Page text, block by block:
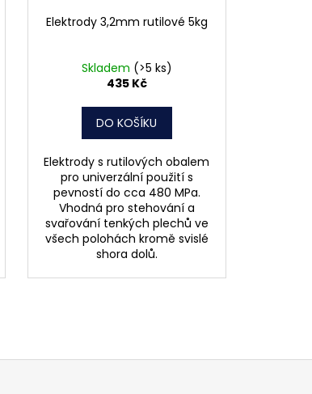
Elektrody 3,2mm rutilové 5kg
Skladem (>5 ks)
435 Kč
DO KOŠÍKU
Elektrody s rutilových obalem
pro univerzální použití s
pevností do cca 480 MPa.
Vhodná pro stehování a
svařování tenkých plechů ve
všech polohách kromě svislé
shora dolů.